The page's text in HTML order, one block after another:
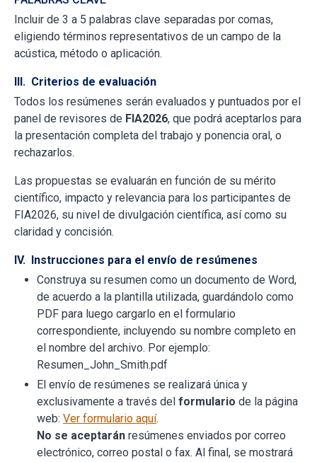
Incluir de 3 a 5 palabras clave separadas por comas,
eligiendo términos representativos de un campo de la
acústica, método o aplicación.
III. Criterios de evaluación
Todos los resúmenes serán evaluados y puntuados por el
panel de revisores de FIA2026, que podrá aceptarlos para
la presentación completa del trabajo y ponencia oral, o
rechazarlos.
Las propuestas se evaluarán en función de su mérito
científico, impacto y relevancia para los participantes de
FIA2026, su nivel de divulgación científica, así como su
claridad y concisión.
IV. Instrucciones para el envío de resúmenes
Construya su resumen como un documento de Word,
de acuerdo a la plantilla utilizada, guardándolo como
PDF para luego cargarlo en el formulario
correspondiente, incluyendo su nombre completo en
el nombre del archivo. Por ejemplo:
Resumen_John_Smith.pdf
El envío de resúmenes se realizará única y
exclusivamente a través del formulario de la página
web: Ver formulario aquí.
No se aceptarán resúmenes enviados por correo
electrónico, correo postal o fax. Al final, se mostrará